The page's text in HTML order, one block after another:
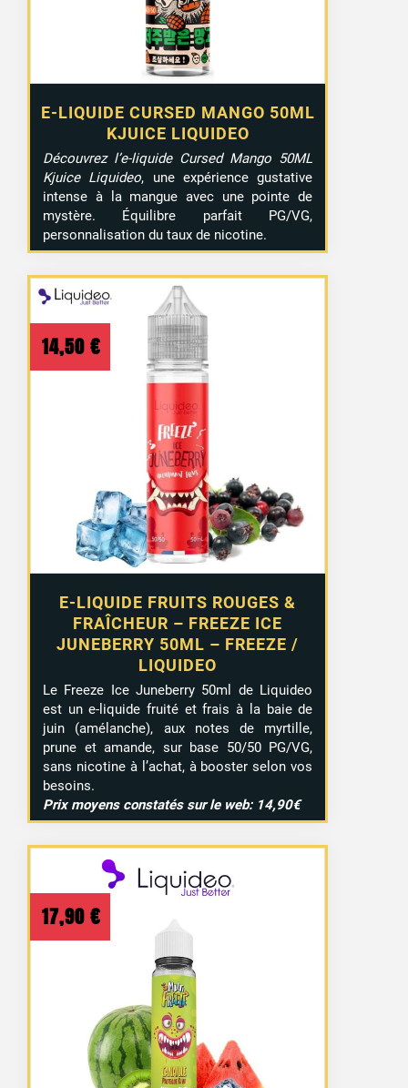
E-LIQUIDE CURSED MANGO 50ML
KJUICE LIQUIDEO
Découvrez l’e-liquide Cursed Mango 50ML
Kjuice Liquideo, une expérience gustative
intense à la mangue avec une pointe de
mystère. Équilibre parfait PG/VG,
personnalisation du taux de nicotine.
E-LIQUIDE FRUITS ROUGES &
FRAÎCHEUR – FREEZE ICE
JUNEBERRY 50ML – FREEZE /
LIQUIDEO
14,50 €
Le Freeze Ice Juneberry 50ml de Liquideo
est un e-liquide fruité et frais à la baie de
juin (amélanche), aux notes de myrtille,
prune et amande, sur base 50/50 PG/VG,
sans nicotine à l’achat, à booster selon vos
besoins.
Prix moyens constatés sur le web: 14,90€
17,90 €